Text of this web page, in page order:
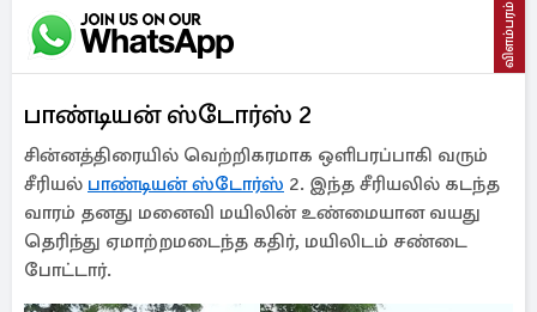
விளம்பரம்
பாண்டியன் ஸ்டோர்ஸ் 2
சின்னத்திரையில் வெற்றிகரமாக ஒளிபரப்பாகி வரும்
சீரியல் பாண்டியன் ஸ்டோர்ஸ் 2. இந்த சீரியலில் கடந்த
வாரம் தனது மனைவி மயிலின் உண்மையான வயது
தெரிந்து ஏமாற்றமடைந்த கதிர், மயிலிடம் சண்டை
போட்டார்.